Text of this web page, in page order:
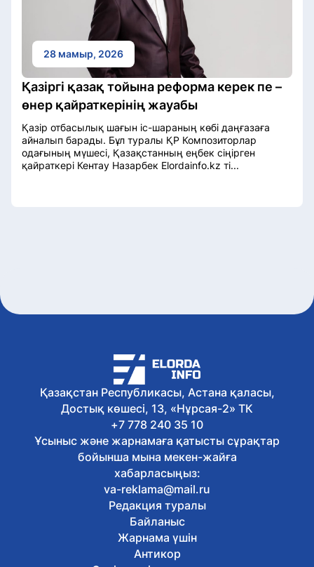
28 мамыр, 2026
Қазіргі қазақ тойына реформа керек пе –
өнер қайраткерінің жауабы
Қазір отбасылық шағын іс-шараның көбі даңғазаға
айналып барады. Бұл туралы ҚР Композиторлар
одағының мүшесі, Қазақстанның еңбек сіңірген
қайраткері Кентау Назарбек Elordainfo.kz ті...
Қазақстан Республикасы, Астана қаласы,
Достық көшесі, 13, «Нұрсая-2» ТК
+7 778 240 35 10
Ұсыныс және жарнамаға қатысты сұрақтар
бойынша мына мекен-жайға
хабарласыңыз:
va-reklama@mail.ru
Редакция туралы
Байланыс
Жарнама үшін
Антикор